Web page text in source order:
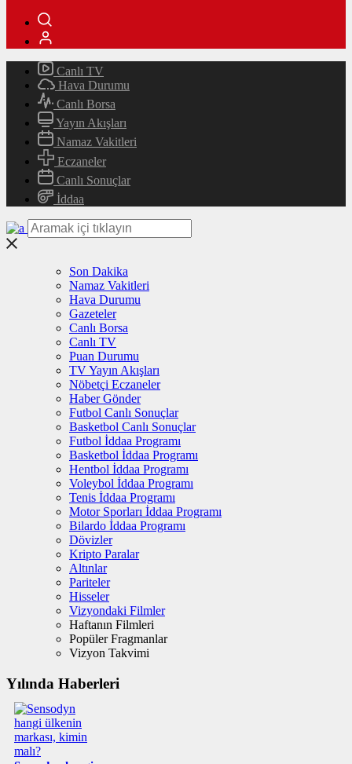
Canlı TV
Hava Durumu
Canlı Borsa
Yayın Akışları
Namaz Vakitleri
Eczaneler
Canlı Sonuçlar
İddaa
Son Dakika
Namaz Vakitleri
Hava Durumu
Gazeteler
Canlı Borsa
Canlı TV
Puan Durumu
TV Yayın Akışları
Nöbetçi Eczaneler
Haber Gönder
Futbol Canlı Sonuçlar
Basketbol Canlı Sonuçlar
Futbol İddaa Programı
Basketbol İddaa Programı
Hentbol İddaa Programı
Voleybol İddaa Programı
Tenis İddaa Programı
Motor Sporları İddaa Programı
Bilardo İddaa Programı
Dövizler
Kripto Paralar
Altınlar
Pariteler
Hisseler
Vizyondaki Filmler
Haftanın Filmleri
Popüler Fragmanlar
Vizyon Takvimi
Yılında Haberleri